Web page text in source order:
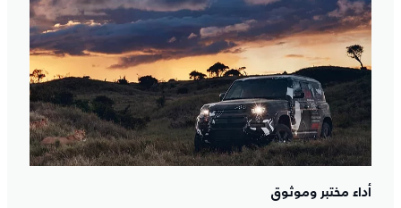
أداء مختبر وموثوق